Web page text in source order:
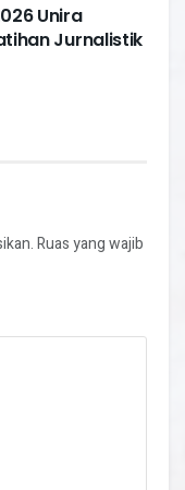
Unira
Jurnalistik
Ruas yang wajib